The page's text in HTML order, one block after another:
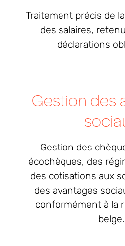
Traitement précis de
des salaires,
déclarations
Gestion des
Gestion des
écochèques, des
des cotisations aux
des avantages
conformément à la
belge.